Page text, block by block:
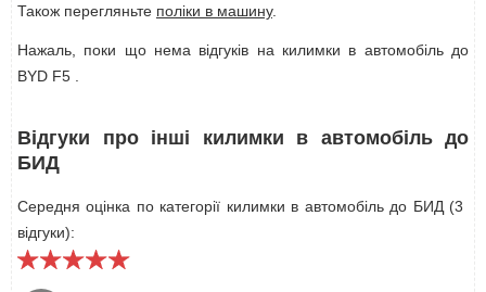
Також перегляньте поліки в машину.
Нажаль, поки що нема відгуків на килимки в автомобіль до
BYD F5 .
Відгуки про інші килимки в автомобіль до
БИД
Середня оцінка по категорії килимки в автомобіль до БИД (3
відгуки):